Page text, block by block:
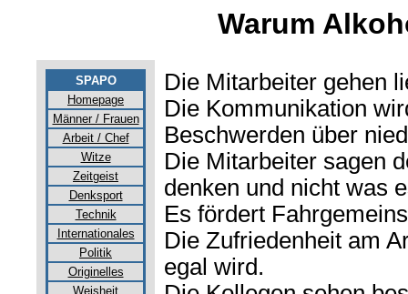
Warum
SPAPO
Homepage
Männer / Frauen
Arbeit / Chef
Witze
Zeitgeist
Denksport
Technik
Internationales
Politik
Originelles
Weisheit
Die Mitarbeiter gehen
Die Kommunikation
Beschwerden über
Die Mitarbeiter sagen
denken und nicht was
Es fördert
Die Zufriedenheit am
egal wird.